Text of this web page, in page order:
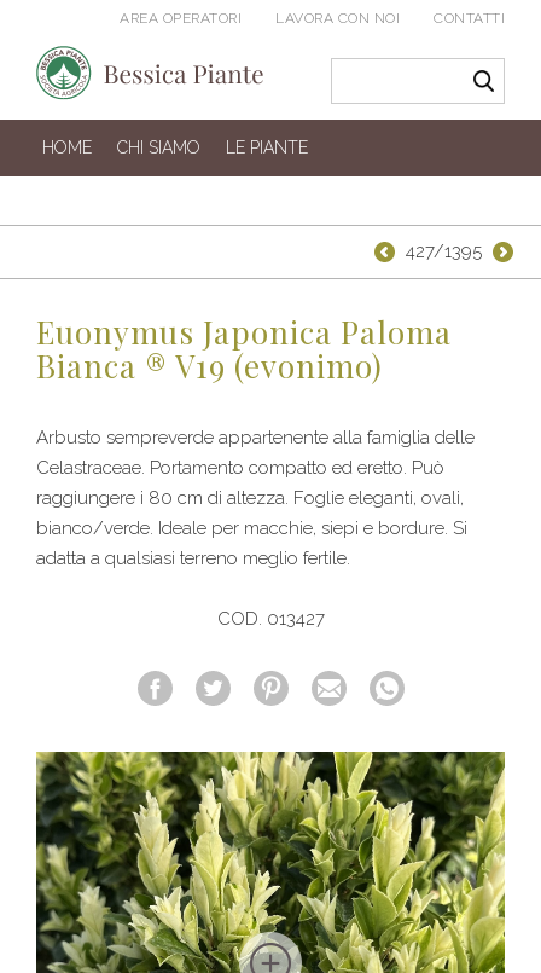
AREA OPERATORI LAVORA CON NOI CONTATTI
HOME CHI SIAMO LE PIANTE
427/1395
Euonymus Japonica Paloma
Bianca ® V19 (evonimo)
Arbusto sempreverde appartenente alla famiglia delle
Celastraceae. Portamento compatto ed eretto. Può
raggiungere i 80 cm di altezza. Foglie eleganti, ovali,
bianco/verde. Ideale per macchie, siepi e bordure. Si
adatta a qualsiasi terreno meglio fertile.
COD. 013427